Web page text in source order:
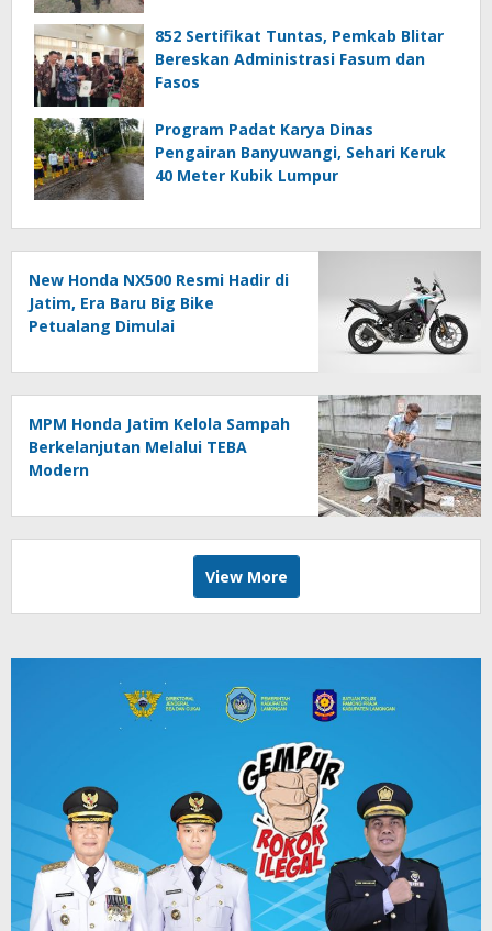
852 Sertifikat Tuntas, Pemkab Blitar
Bereskan Administrasi Fasum dan
Fasos
Program Padat Karya Dinas
Pengairan Banyuwangi, Sehari Keruk
40 Meter Kubik Lumpur
New Honda NX500 Resmi Hadir di
Jatim, Era Baru Big Bike
Petualang Dimulai
MPM Honda Jatim Kelola Sampah
Berkelanjutan Melalui TEBA
Modern
View More